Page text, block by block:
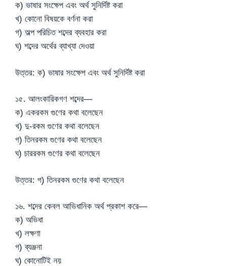
ক) ভাষার সংক্ষেপ এবং অর্থ সুনির্দিষ্ট করা
খ) কোনো বিষয়কে বর্ণনা করা
গ) অল্প পরিচিত শব্দের ব্যবহার করা
ঘ) শব্দের অর্থের ব্যাখ্যা দেওয়া
উত্তর: ক) ভাষার সংক্ষেপ এবং অর্থ সুনির্দিষ্ট করা
১৫. আলংকারিকগণ শব্দের—
ক) একরকম গুণের কথা বলেছেন
খ) দু-রকম গুণের কথা বলেছেন
গ) তিনরকম গুণের কথা বলেছেন
ঘ) চাররকম গুণের কথা বলেছেন
উত্তর: গ) তিনরকম গুণের কথা বলেছেন
১৬. শব্দের কেবল আভিধানিক অর্থ প্রকাশ করে—
ক) অভিধা
খ) লক্ষণা
গ) ব্যঞ্জনা
ঘ) কোনোটিই নয়